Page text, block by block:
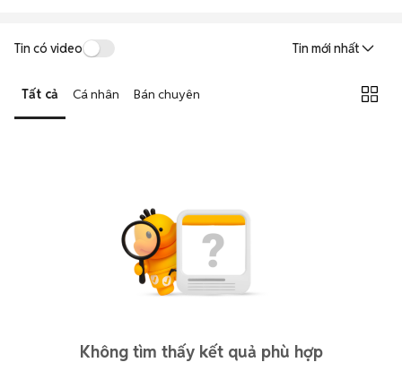
Tin có video Tin mới nhất
Tất cả Cá nhân Bán chuyên
Không tìm thấy kết quả phù hợp